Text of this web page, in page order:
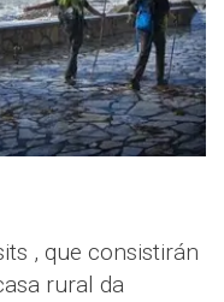
, que consistirán
rural da